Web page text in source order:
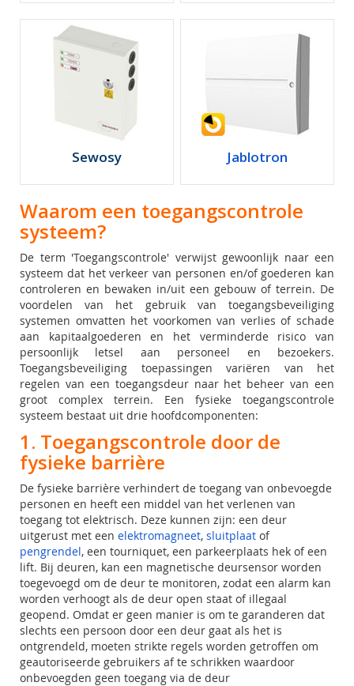
Sewosy Jablotron
Waarom een toegangscontrole
systeem?
De term 'Toegangscontrole' verwijst gewoonlijk naar een
systeem dat het verkeer van personen en/of goederen kan
controleren en bewaken in/uit een gebouw of terrein. De
voordelen van het gebruik van toegangsbeveiliging
systemen omvatten het voorkomen van verlies of schade
aan kapitaalgoederen en het verminderde risico van
persoonlijk letsel aan personeel en bezoekers.
Toegangsbeveiliging toepassingen variëren van het
regelen van een toegangsdeur naar het beheer van een
groot complex terrein. Een fysieke toegangscontrole
systeem bestaat uit drie hoofdcomponenten:
1. Toegangscontrole door de
fysieke barrière
De fysieke barrière verhindert de toegang van onbevoegde
personen en heeft een middel van het verlenen van
toegang tot elektrisch. Deze kunnen zijn: een deur
uitgerust met een elektromagneet, sluitplaat of
pengrendel, een tourniquet, een parkeerplaats hek of een
lift. Bij deuren, kan een magnetische deursensor worden
toegevoegd om de deur te monitoren, zodat een alarm kan
worden verhoogt als de deur open staat of illegaal
geopend. Omdat er geen manier is om te garanderen dat
slechts een persoon door een deur gaat als het is
ontgrendeld, moeten strikte regels worden getroffen om
geautoriseerde gebruikers af te schrikken waardoor
onbevoegden geen toegang via de deur